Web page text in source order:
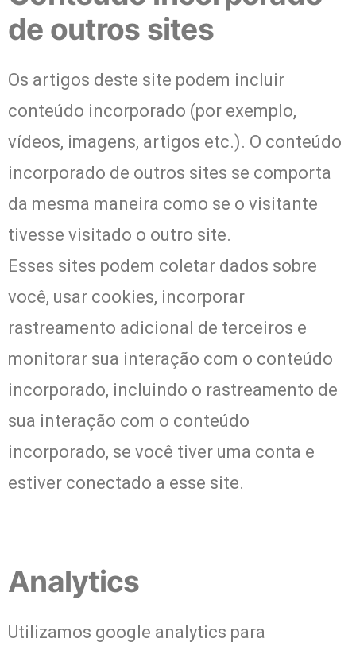
de outros sites
Os artigos deste site podem incluir
conteúdo incorporado (por exemplo,
vídeos, imagens, artigos etc.). O conteúdo
incorporado de outros sites se comporta
da mesma maneira como se o visitante
tivesse visitado o outro site.
Esses sites podem coletar dados sobre
você, usar cookies, incorporar
rastreamento adicional de terceiros e
monitorar sua interação com o conteúdo
incorporado, incluindo o rastreamento de
sua interação com o conteúdo
incorporado, se você tiver uma conta e
estiver conectado a esse site.
Analytics
Utilizamos google analytics para